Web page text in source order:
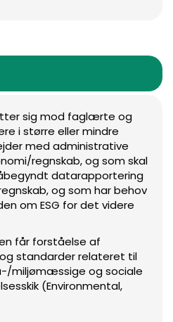
sig mod faglærte og
i større eller mindre
med administrative
regnskab, og som skal
datarapportering
og som har behov
om ESG for det videre
får forståelse af
standarder relateret til
miljømæssige og sociale
(Environmental,